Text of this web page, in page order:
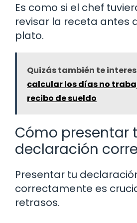
Es como si el chef
revisar la receta antes
plato.
Quizás también te
calcular los días no
recibo de sueldo
Cómo presentar
declaración
Presentar tu
correctamente es
retrasos.